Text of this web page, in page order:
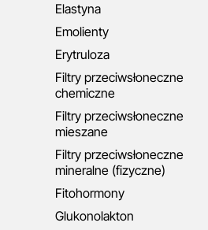
Elastyna
Emolienty
Erytruloza
Filtry przeciwsłoneczne
chemiczne
Filtry przeciwsłoneczne
mieszane
Filtry przeciwsłoneczne
mineralne (fizyczne)
Fitohormony
Glukonolakton